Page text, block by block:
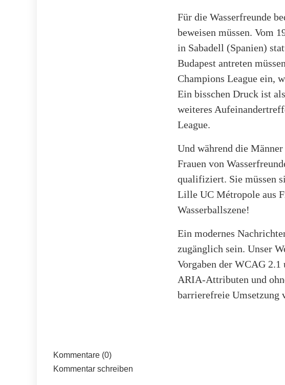
Für die Wasserfreunde
beweisen müssen. Vom
in Sabadell (Spanien)
Budapest antreten
Champions League ein,
Ein bisschen Druck ist
weiteres
League.
Und während die
Frauen von
qualifiziert. Sie müssen
Lille UC Métropole aus
Wasserballszene!
Ein modernes
zugänglich sein. Unser
Vorgaben der WCAG
ARIA-Attributen und
barrierefreie Umsetzung
Kommentare (0)
Kommentar schreiben